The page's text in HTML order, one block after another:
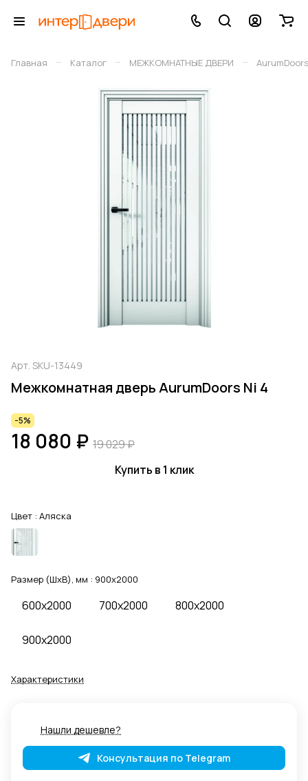
Главная – Каталог – МЕЖКОМНАТНЫЕ ДВЕРИ – AurumDoors
Арт. SKU-13449
Межкомнатная дверь AurumDoors Ni 4
-5%
18 080 ₽ 19 029 ₽
Купить в 1 клик
Цвет : Аляска
Размер (ШхВ), мм : 900x2000
600x2000 700x2000 800x2000
900x2000
Характеристики
Нашли дешевле?
Консультация по Telegram